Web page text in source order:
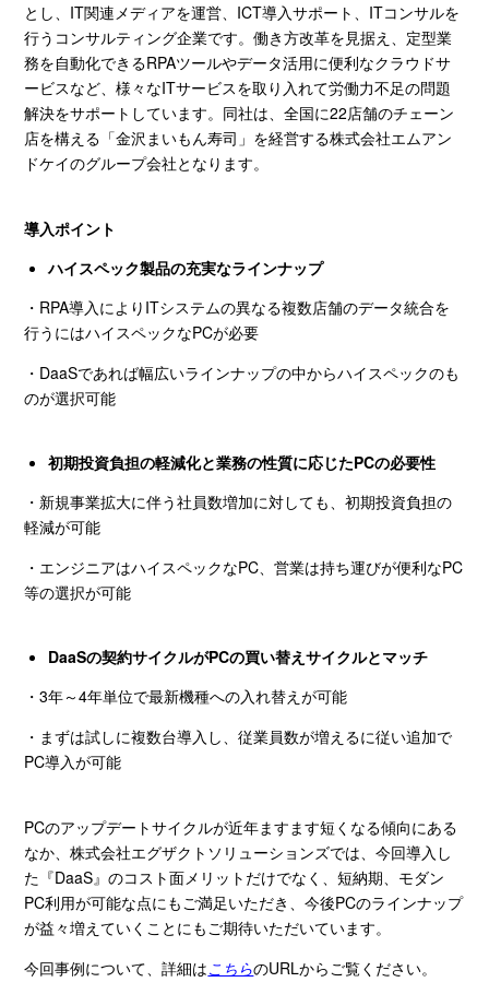
とし、 IT関連メディアを運営、 ICT導入サポート、 ITコンサルを
行うコンサルティング企業です。働き方改革を見据え、定型業
務を自動化できるRPAツールやデータ活用に便利なクラウドサ
ービスなど、様々なITサービスを取り入れて労働力不足の問題
解決をサポートしています。同社は、全国に22店舗のチェーン
店を構える「金沢まいもん寿司」を経営する株式会社エムアン
ドケイのグループ会社となります。
導入ポイント
ハイスペック製品の充実なラインナップ
・ RPA導入により ITシステムの異なる複数店舗のデータ統合を
行うにはハイスペックなPCが必要
・ DaaSであれば幅広いラインナップの中からハイスペックのも
のが選択可能
初期投資負担の軽減化と業務の性質に応じたPCの必要性
・新規事業拡大に伴う社員数増加に対しても、初期投資負担の
軽減が可能
・エンジニアはハイスペックなPC、営業は持ち運びが便利なPC
等の選択が可能
DaaSの契約サイクルがPCの買い替えサイクルとマッチ
・3年～4年単位で最新機種への入れ替えが可能
・まずは試しに複数台導入し、従業員数が増えるに従い追加で
PC導入が可能
PCのアップデートサイクルが近年ますます短くなる傾向にある
なか、株式会社エグザクトソリューションズでは、今回導入し
た『DaaS』のコスト面メリットだけでなく、短納期、モダン
PC利用が可能な点にもご満足いただき、今後PCのラインナップ
が益々増えていくことにもご期待いただいています。
今回事例について、詳細はこちらのURLからご覧ください。